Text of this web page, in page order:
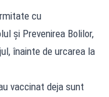
cu
și Prevenirea Bolilor,
înainte de urcarea la
vaccinat deja sunt